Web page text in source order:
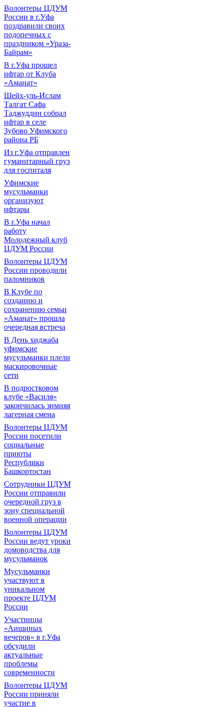
Волонтеры ЦДУМ
России в г.Уфа
поздравили своих
подопечных с
праздником «Ураза-
Байрам»
В г.Уфа прошел
ифтар от Клуба
«Аманат»
Шейх-уль-Ислам
Талгат Сафа
Таджуддин собрал
ифтар в селе
Зубово Уфимского
района РБ
Из г.Уфа отправлен
гуманитарный груз
для госпиталя
Уфимские
мусульманки
организуют
ифтары
В г.Уфа начал
работу
Молодежный клуб
ЦДУМ России
Волонтеры ЦДУМ
России проводили
паломников
В Клубе по
созданию и
сохранению семьи
«Аманат» прошла
очередная встреча
В День хиджаба
уфимские
мусульманки плели
маскировочные
сети
В подростковом
клубе «Василя»
закончилась зимняя
лагерная смена
Волонтеры ЦДУМ
России посетили
социальные
приюты
Республики
Башкортостан
Сотрудники ЦДУМ
России отправили
очередной груз в
зону специальной
военной операции
Волонтеры ЦДУМ
России ведут уроки
домоводства для
мусульманок
Мусульманки
участвуют в
уникальном
проекте ЦДУМ
России
Участницы
«Аишиных
вечеров» в г.Уфа
обсудили
актуальные
проблемы
современности
Волонтеры ЦДУМ
России приняли
участие в